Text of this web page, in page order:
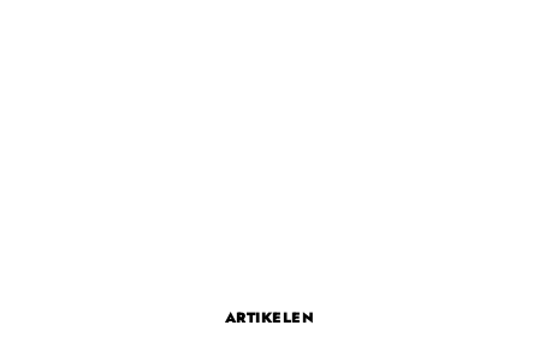
ARTIKELEN